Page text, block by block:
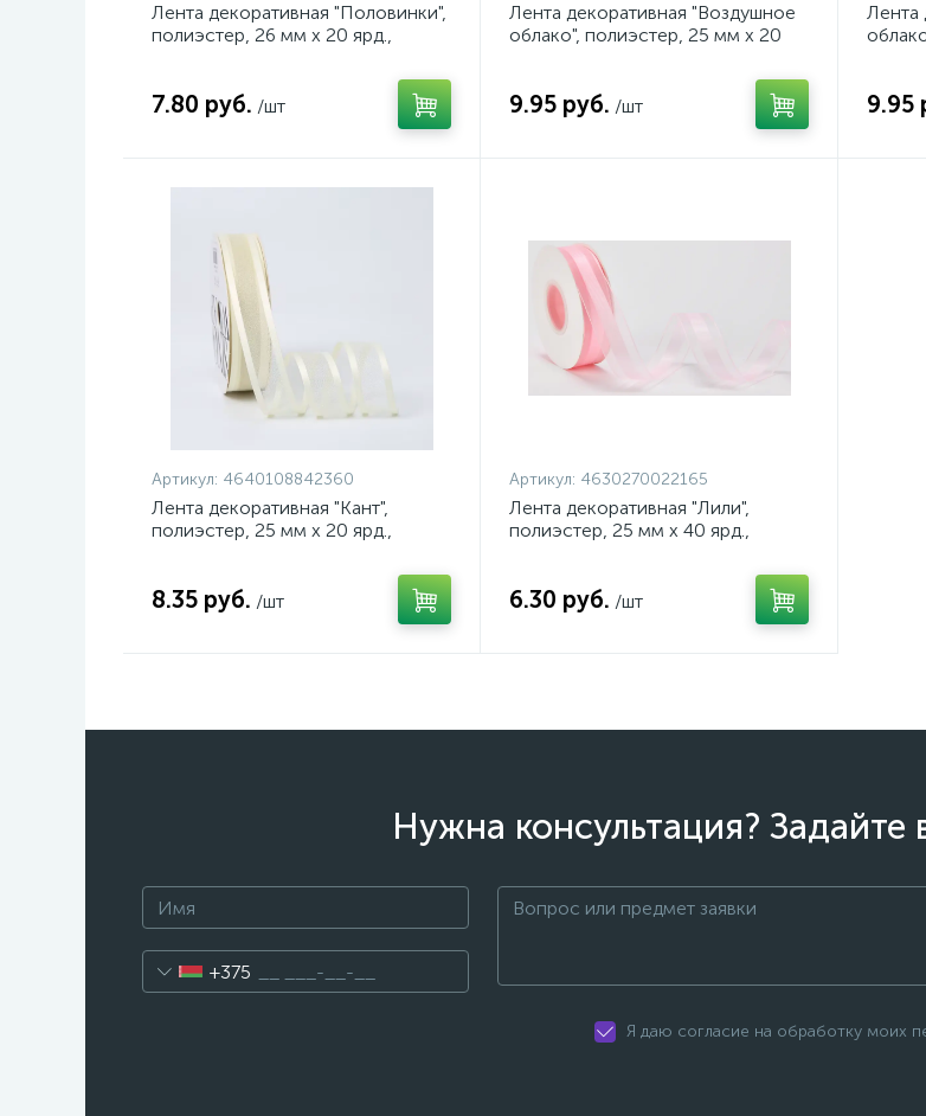
Лента декоративная "Половинки",
полиэстер, 26 мм х 20 ярд.,
7.80 руб. /шт
Лента декоративная "Воздушное
облако", полиэстер, 25 мм х 20
9.95 руб. /шт
Лента
9.95
Артикул: 4640108842360
Лента декоративная "Кант",
полиэстер, 25 мм х 20 ярд.,
8.35 руб. /шт
Артикул: 4630270022165
Лента декоративная "Лили",
полиэстер, 25 мм х 40 ярд.,
6.30 руб. /шт
Нужна консультация? Задайте
+375
Я даю согласие на обработку моих